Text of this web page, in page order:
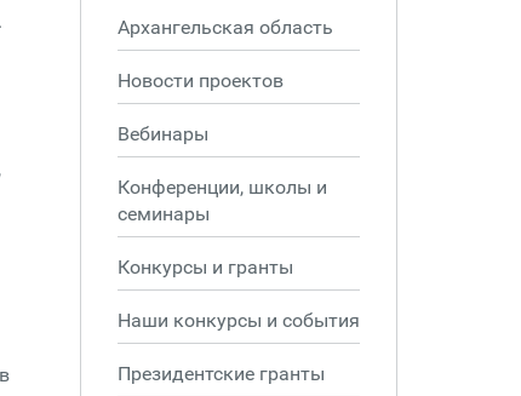
Архангельская область
Новости проектов
Вебинары
Конференции, школы и
семинары
Конкурсы и гранты
Наши конкурсы и события
Президентские гранты